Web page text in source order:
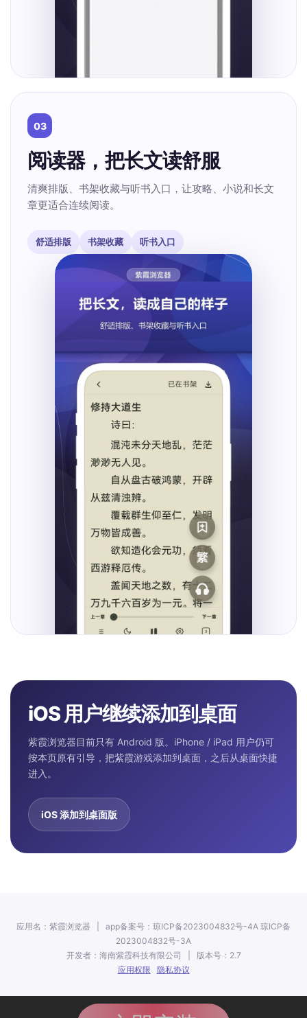
03
阅读器，把长文读舒服
清爽排版、书架收藏与听书入口，让攻略、小说和长文
章更适合连续阅读。
舒适排版 书架收藏 听书入口
iOS 用户继续添加到桌面
紫霞浏览器目前只有 Android 版。iPhone / iPad 用户仍可
按本页原有引导，把紫霞游戏添加到桌面，之后从桌面快捷
进入。
iOS 添加到桌面版
应用名：紫霞浏览器 | app备案号：琼ICP备2023004832号-4A 琼ICP备
2023004832号-3A
开发者：海南紫霞科技有限公司 | 版本号：2.7
应用权限
隐私协议